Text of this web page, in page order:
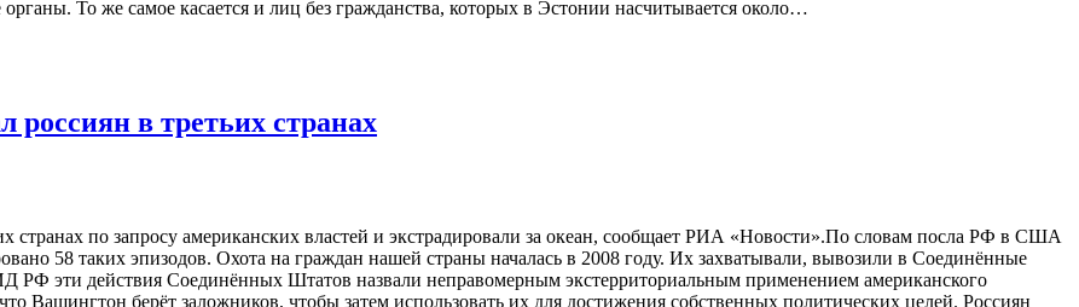
То же самое касается и лиц без гражданства, которых в Эстонии насчитывается около…
россиян в третьих странах
странах по запросу американских властей и экстрадировали за океан, сообщает РИА «Новости».По словам посла РФ в США
58 таких эпизодов. Охота на граждан нашей страны началась в 2008 году. Их захватывали, вывозили в Соединённые
эти действия Соединённых Штатов назвали неправомерным экстерриториальным применением американского
Вашингтон берёт заложников, чтобы затем использовать их для достижения собственных политических целей. Россиян